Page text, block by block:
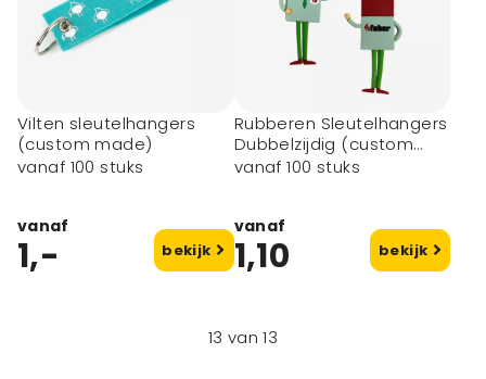
Vilten sleutelhangers
(custom made)
vanaf 100 stuks
vanaf
1,- bekijk
Rubberen Sleutelhangers
Dubbelzijdig (custom
made)
vanaf 100 stuks
vanaf
1,10 bekijk
13 van 13